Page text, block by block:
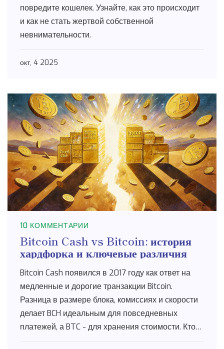
повредите кошелек. Узнайте, как это происходит
и как не стать жертвой собственной
невнимательности.
окт, 4 2025
10 КОММЕНТАРИИ
Bitcoin Cash vs Bitcoin: история
хардфорка и ключевые различия
Bitcoin Cash появился в 2017 году как ответ на
медленные и дорогие транзакции Bitcoin.
Разница в размере блока, комиссиях и скорости
делает BCH идеальным для повседневных
платежей, а BTC - для хранения стоимости. Кто